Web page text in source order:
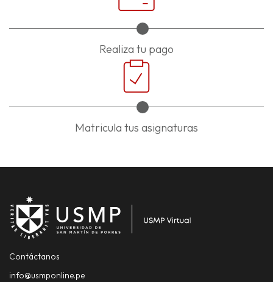
Realiza tu pago
Matricula tus asignaturas
Contáctanos
info@usmponline.pe